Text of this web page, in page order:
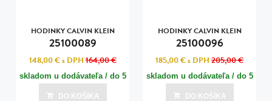
HODINKY CALVIN KLEIN
25100089
148,00 €s DPH164,00 €
skladom u dodávateľa / do 5
dní
DO KOŠÍKA
HODINKY CALVIN KLEIN
25100096
185,00 €s DPH 205,00 €
skladom u dodávateľa / do 5
dní
DO KOŠÍKA